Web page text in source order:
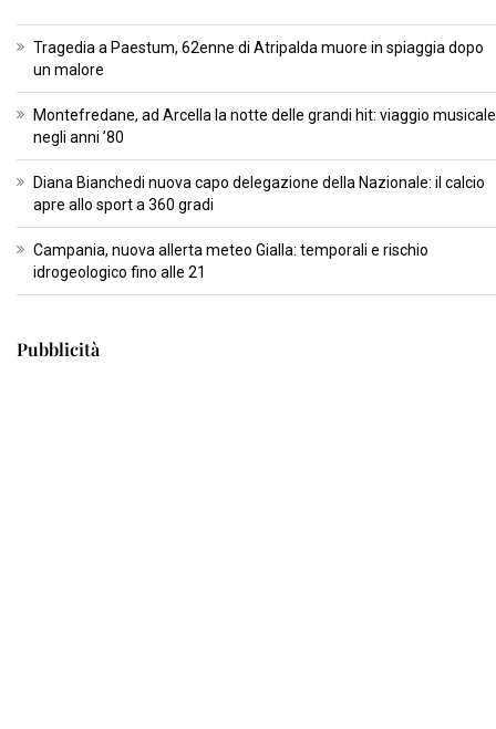
Tragedia a Paestum, 62enne di Atripalda muore in spiaggia dopo
un malore
Montefredane, ad Arcella la notte delle grandi hit: viaggio musicale
negli anni ’80
Diana Bianchedi nuova capo delegazione della Nazionale: il calcio
apre allo sport a 360 gradi
Campania, nuova allerta meteo Gialla: temporali e rischio
idrogeologico fino alle 21
Pubblicità